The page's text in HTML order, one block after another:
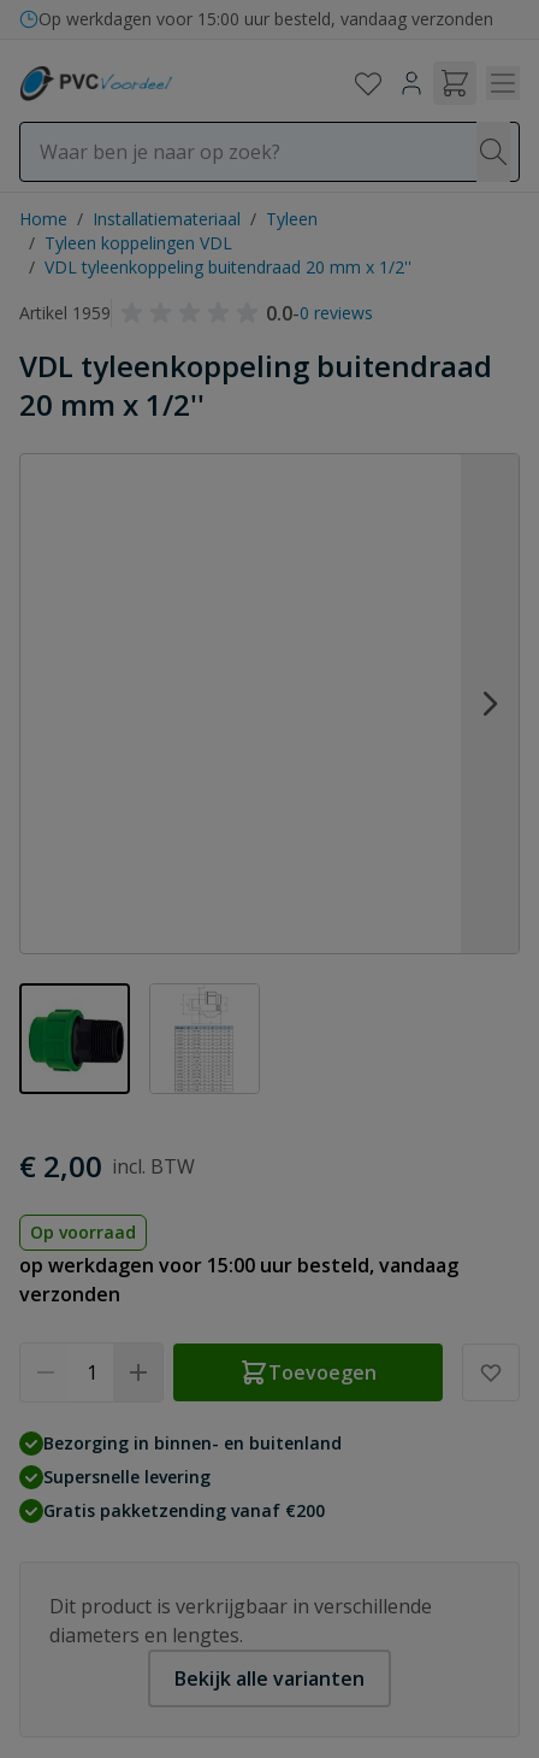
Ga naar de inhoud
Op werkdagen voor 15:00 uur besteld, vandaag verzonden
Home / Installatiemateriaal / Tyleen
/ Tyleen koppelingen VDL
/ VDL tyleenkoppeling buitendraad 20 mm x 1/2''
Artikel 1959
0.0-0 reviews
VDL tyleenkoppeling buitendraad
20 mm x 1/2''
View larger imageView larger image
€ 2,00
Op voorraad
op werkdagen voor 15:00 uur besteld, vandaag
verzonden
Toevoegen
Bezorging in binnen- en buitenland
Supersnelle levering
Gratis pakketzending vanaf €200
Dit product is verkrijgbaar in verschillende
diameters en lengtes.
Bekijk alle varianten